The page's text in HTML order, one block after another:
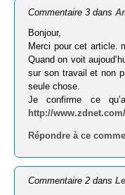
Commentaire 3 dans
Bonjour,
Merci pour cet article.
Quand on voit
sur son travail et non
seule chose.
Je confirme ce
http://
Répondre à ce
Commentaire 2 dans